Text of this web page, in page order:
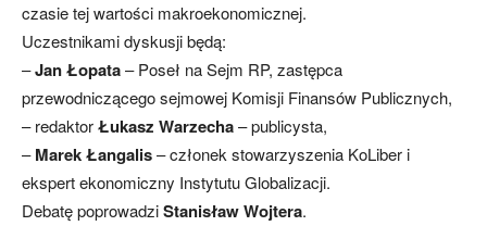
czasie tej wartości makroekonomicznej.
Uczestnikami dyskusji będą:
–Jan Łopata– Poseł na Sejm RP, zastępca
przewodniczącego sejmowej Komisji Finansów Publicznych,
– redaktorŁukasz Warzecha– publicysta,
–Marek Łangalis– członek stowarzyszenia KoLiber i
ekspert ekonomiczny Instytutu Globalizacji.
Debatę poprowadziStanisław Wojtera.